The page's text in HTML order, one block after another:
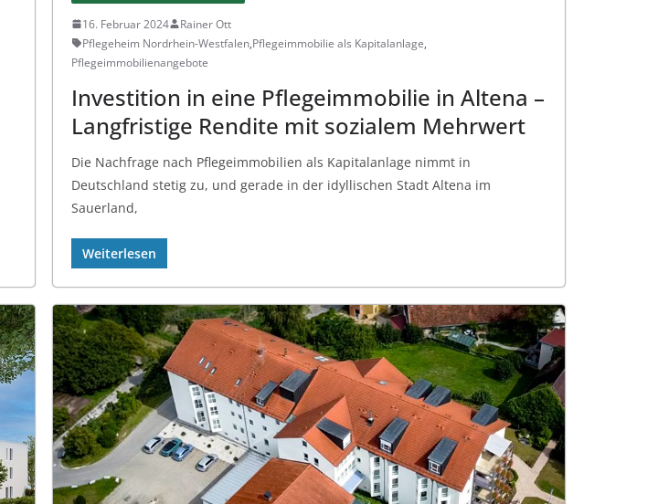
16. Februar 2024
Rainer Ott
Pflegeheim Nordrhein-Westfalen,Pflegeimmobilie als Kapitalanlage,
Pflegeimmobilienangebote
Investition in eine Pflegeimmobilie in Altena –
Langfristige Rendite mit sozialem Mehrwert
Die Nachfrage nach Pflegeimmobilien als Kapitalanlage nimmt in
Deutschland stetig zu, und gerade in der idyllischen Stadt Altena im
Sauerland,
Weiterlesen